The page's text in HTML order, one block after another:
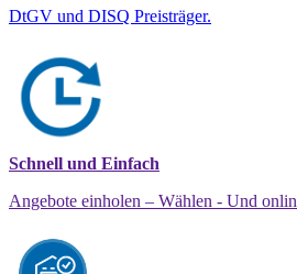
DtGV und DISQ Preisträger.
Schnell und Einfach
Angebote einholen – Wählen - Und